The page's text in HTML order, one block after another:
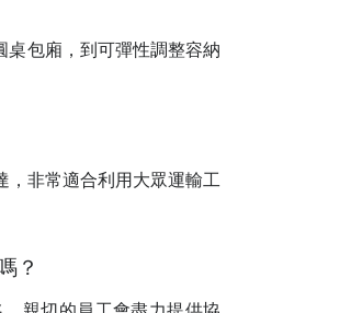
包廂，到可彈性調整容納
，非常適合利用大眾運輸工
？